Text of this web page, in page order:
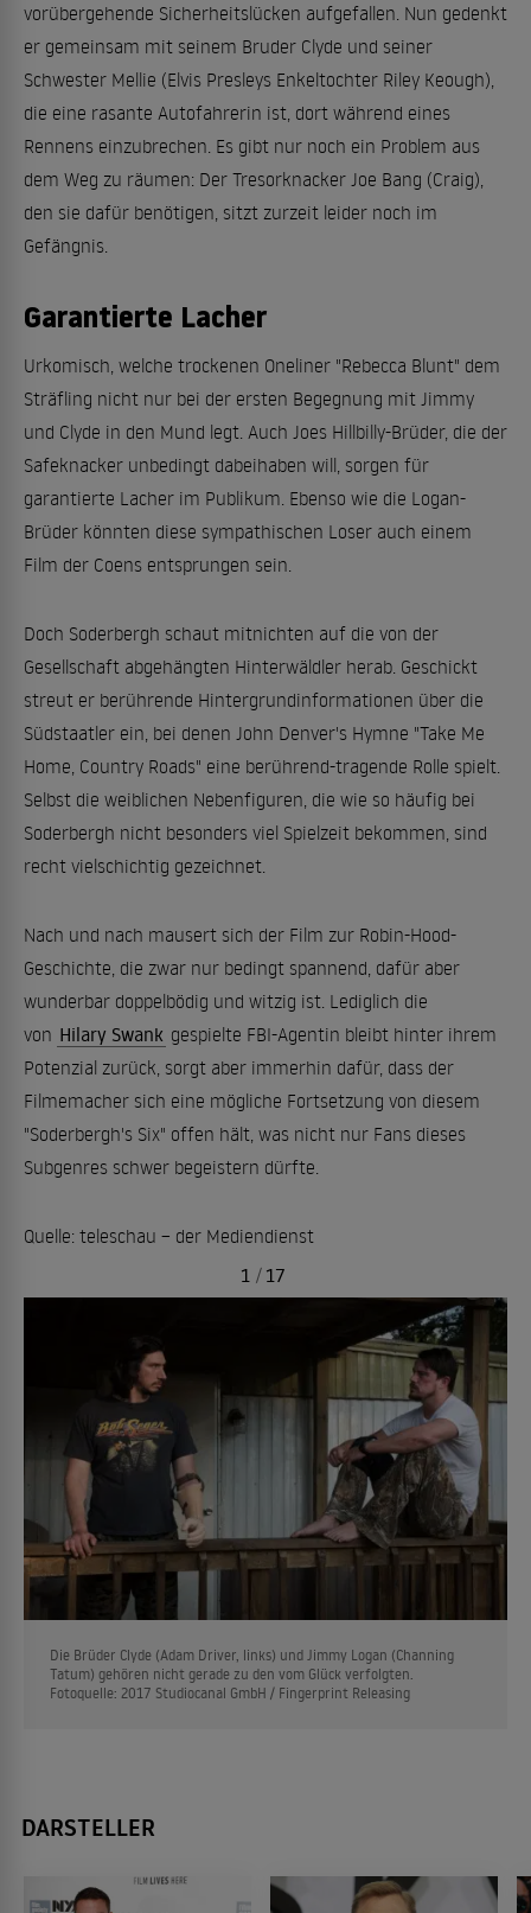
vorübergehende Sicherheitslücken aufgefallen. Nun gedenkt
er gemeinsam mit seinem Bruder Clyde und seiner
Schwester Mellie (Elvis Presleys Enkeltochter Riley Keough),
die eine rasante Autofahrerin ist, dort während eines
Rennens einzubrechen. Es gibt nur noch ein Problem aus
dem Weg zu räumen: Der Tresorknacker Joe Bang (Craig),
den sie dafür benötigen, sitzt zurzeit leider noch im
Gefängnis.
Garantierte Lacher
Urkomisch, welche trockenen Oneliner "Rebecca Blunt" dem
Sträfling nicht nur bei der ersten Begegnung mit Jimmy
und Clyde in den Mund legt. Auch Joes Hillbilly-Brüder, die der
Safeknacker unbedingt dabeihaben will, sorgen für
garantierte Lacher im Publikum. Ebenso wie die Logan-
Brüder könnten diese sympathischen Loser auch einem
Film der Coens entsprungen sein.
Doch Soderbergh schaut mitnichten auf die von der
Gesellschaft abgehängten Hinterwäldler herab. Geschickt
streut er berührende Hintergrundinformationen über die
Südstaatler ein, bei denen John Denver's Hymne "Take Me
Home, Country Roads" eine berührend-tragende Rolle spielt.
Selbst die weiblichen Nebenfiguren, die wie so häufig bei
Soderbergh nicht besonders viel Spielzeit bekommen, sind
recht vielschichtig gezeichnet.
Nach und nach mausert sich der Film zur Robin-Hood-
Geschichte, die zwar nur bedingt spannend, dafür aber
wunderbar doppelbödig und witzig ist. Lediglich die
von Hilary Swank gespielte FBI-Agentin bleibt hinter ihrem
Potenzial zurück, sorgt aber immerhin dafür, dass der
Filmemacher sich eine mögliche Fortsetzung von diesem
"Soderbergh's Six" offen hält, was nicht nur Fans dieses
Subgenres schwer begeistern dürfte.
Quelle: teleschau – der Mediendienst
Die Brüder Clyde (Adam Driver, links) und Jimmy Logan (Channing
Tatum) gehören nicht gerade zu den vom Glück verfolgten.
Fotoquelle: 2017 Studiocanal GmbH / Fingerprint Releasing
1 / 17
DARSTELLER